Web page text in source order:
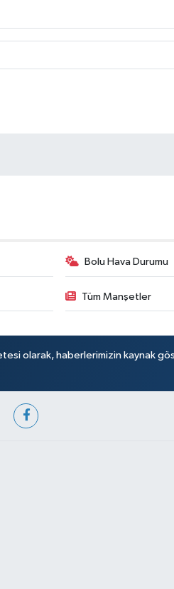
Bolu Hava Durumu
Tüm Manşetler
olarak, haberlerimizin kaynak